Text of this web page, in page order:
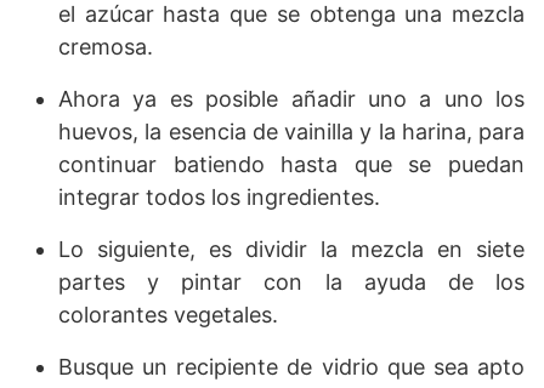
el azúcar hasta que se obtenga una mezcla
cremosa.
Ahora ya es posible añadir uno a uno los
huevos, la esencia de vainilla y la harina, para
continuar batiendo hasta que se puedan
integrar todos los ingredientes.
Lo siguiente, es dividir la mezcla en siete
partes y pintar con la ayuda de los
colorantes vegetales.
Busque un recipiente de vidrio que sea apto